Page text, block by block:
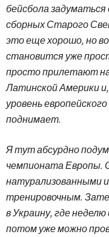
бейсбола
сборных Старого
это еще хорошо, но
становится уже
просто прилетают
Латинской Америки
уровень
поднимает.
Я тут абсурдно
чемпионата Европы.
натурализованными
тренировочным.
в Украину, где
потом уже можно